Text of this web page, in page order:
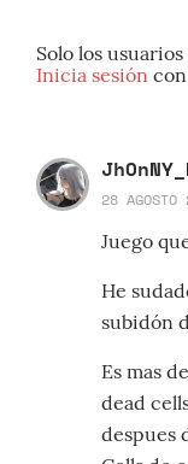
Solo los
Inicia sesión
28 AGOSTO
Juego
He
subidón
Es mas
dead
despues